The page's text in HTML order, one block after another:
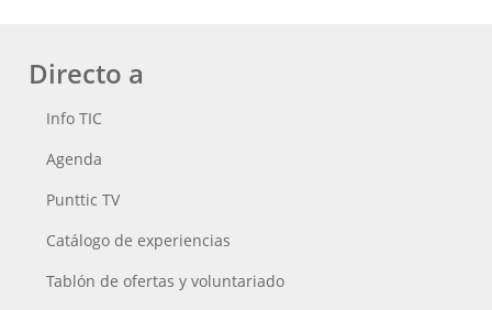
Directo a
Info TIC
Agenda
Punttic TV
Catálogo de experiencias
Tablón de ofertas y voluntariado